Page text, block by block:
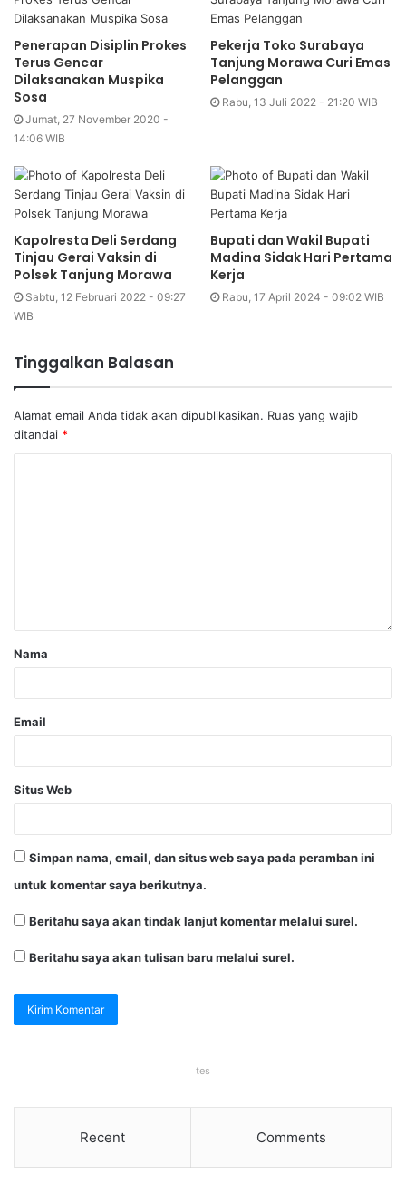
Penerapan Disiplin Prokes
Terus Gencar
Dilaksanakan Muspika
Sosa
Jumat, 27 November 2020 -
14:06 WIB
Pekerja Toko Surabaya
Tanjung Morawa Curi Emas
Pelanggan
Rabu, 13 Juli 2022 - 21:20 WIB
Kapolresta Deli Serdang
Tinjau Gerai Vaksin di
Polsek Tanjung Morawa
Sabtu, 12 Februari 2022 - 09:27
WIB
Bupati dan Wakil Bupati
Madina Sidak Hari Pertama
Kerja
Rabu, 17 April 2024 - 09:02 WIB
Tinggalkan Balasan
Alamat email Anda tidak akan dipublikasikan. Ruas yang wajib
ditandai *
Nama
Email
Situs Web
Simpan nama, email, dan situs web saya pada peramban ini
untuk komentar saya berikutnya.
Beritahu saya akan tindak lanjut komentar melalui surel.
Beritahu saya akan tulisan baru melalui surel.
tes
Recent Comments